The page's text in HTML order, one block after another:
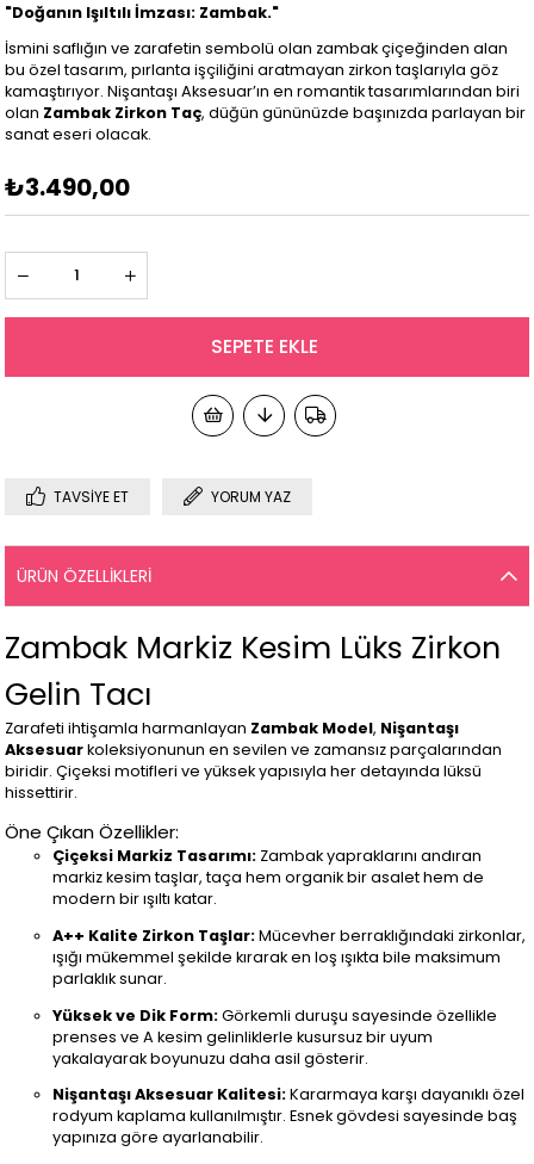
"Doğanın Işıltılı İmzası: Zambak."
İsmini saflığın ve zarafetin sembolü olan zambak çiçeğinden alan
bu özel tasarım, pırlanta işçiliğini aratmayan zirkon taşlarıyla göz
kamaştırıyor. Nişantaşı Aksesuar’ın en romantik tasarımlarından biri
olan Zambak Zirkon Taç, düğün gününüzde başınızda parlayan bir
sanat eseri olacak.
₺3.490,00
TAVSIYE ET YORUM YAZ
ÜRÜN ÖZELLIKLERI
Zambak Markiz Kesim Lüks Zirkon
Gelin Tacı
Zarafeti ihtişamla harmanlayan Zambak Model, Nişantaşı
Aksesuarkoleksiyonunun en sevilen ve zamansız parçalarından
biridir. Çiçeksi motifleri ve yüksek yapısıyla her detayında lüksü
hissettirir.
Öne Çıkan Özellikler:
Çiçeksi Markiz Tasarımı: Zambak yapraklarını andıran
markiz kesim taşlar, taça hem organik bir asalet hem de
modern bir ışıltı katar.
A++ Kalite Zirkon Taşlar:Mücevher berraklığındaki zirkonlar,
ışığı mükemmel şekilde kırarak en loş ışıkta bile maksimum
parlaklık sunar.
Yüksek ve Dik Form:Görkemli duruşu sayesinde özellikle
prenses ve A kesim gelinliklerle kusursuz bir uyum
yakalayarak boyunuzu daha asil gösterir.
Nişantaşı Aksesuar Kalitesi:Kararmaya karşı dayanıklı özel
rodyum kaplama kullanılmıştır. Esnek gövdesi sayesinde baş
yapınıza göre ayarlanabilir.